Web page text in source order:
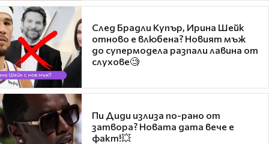
След Брадли Купър, Ирина Шейк
отново е влюбена? Новият мъж
до супермодела разпали лавина от
слухове🧐
Пи Диди излиза по-рано от
затвора? Новата дата вече е
факт!💥